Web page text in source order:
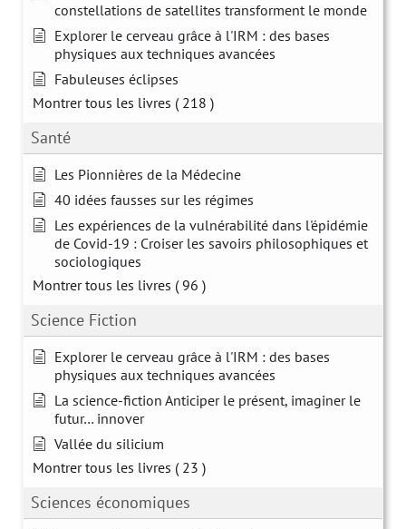
constellations de satellites transforment le monde
Explorer le cerveau grâce à l'IRM : des bases
physiques aux techniques avancées
Fabuleuses éclipses
Montrer tous les livres ( 218 )
Santé
Les Pionnières de la Médecine
40 idées fausses sur les régimes
Les expériences de la vulnérabilité dans l'épidémie
de Covid-19 : Croiser les savoirs philosophiques et
sociologiques
Montrer tous les livres ( 96 )
Science Fiction
Explorer le cerveau grâce à l'IRM : des bases
physiques aux techniques avancées
La science-fiction Anticiper le présent, imaginer le
futur… innover
Vallée du silicium
Montrer tous les livres ( 23 )
Sciences économiques